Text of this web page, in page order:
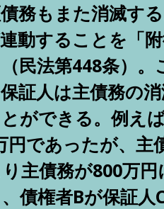
務もまた消滅す
動することを「
民法第448条）
証人は主債務の
ができる。例え
円であったが、主
主債務が800万
債権者Bが保証人